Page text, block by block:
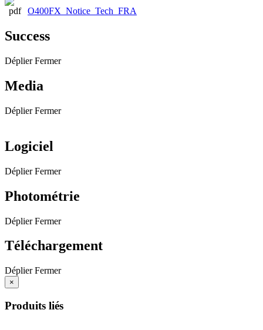
O400FX_Notice_Tech_FRA
Success
Déplier Fermer
Media
Déplier Fermer
Logiciel
Déplier Fermer
Photométrie
Déplier Fermer
Téléchargement
Déplier Fermer
×
Produits liés